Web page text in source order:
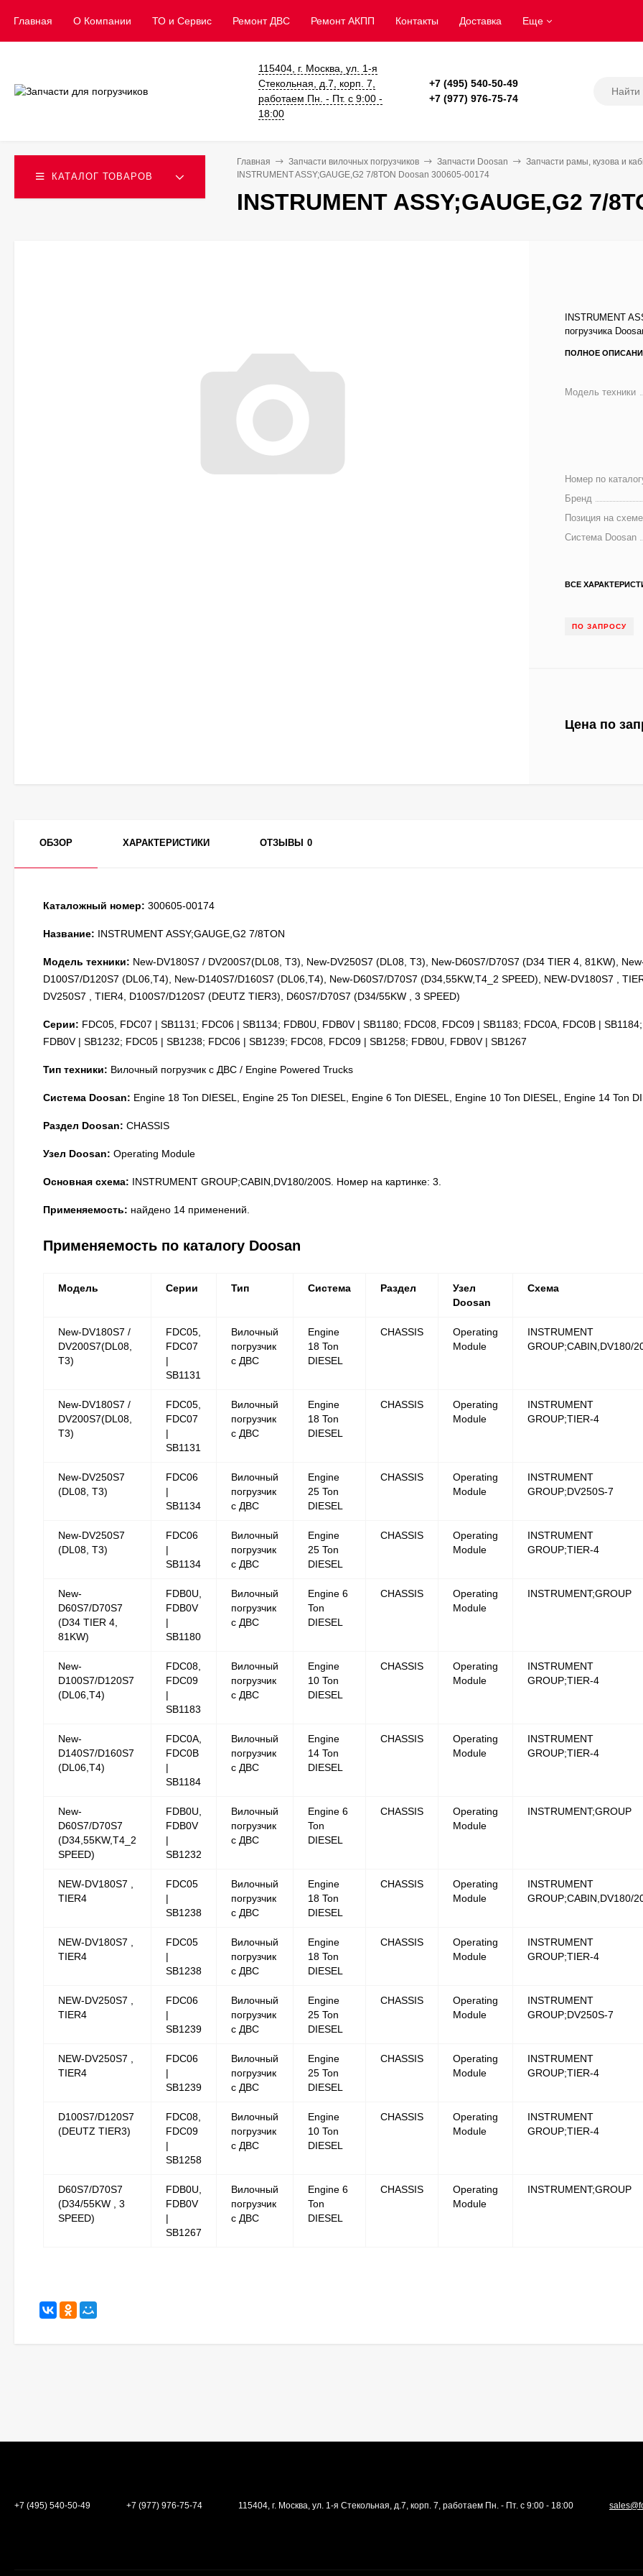
Главная О Компании ТО и Сервис ​Ремонт ДВС Ремонт АКПП Контакты Доставка Еще
115404, г. Москва, ул. 1-я
Стекольная, д.7, корп. 7,
работаем Пн. - Пт. с 9:00 -
18:00
+7 (495) 540-50-49
+7 (977) 976-75-74
КАТАЛОГ ТОВАРОВ
Главная Запчасти вилочных погрузчиков Запчасти Doosan
Запчасти рамы, кузова и
INSTRUMENT ASSY;GAUGE,G2 7/8TON Doosan 300605-00174
INSTRUMENT ASSY;GAUGE,G2 7/
INSTRUMENT
погрузчика
ПОЛНОЕ
Модель техники
Номер по
Бренд
Позиция на
Система Doosan
ВСЕ
ПО ЗАПРОСУ
Цена по
ОБЗОР ХАРАКТЕРИСТИКИ ОТЗЫВЫ 0
Каталожный номер: 300605-00174
Название: INSTRUMENT ASSY;GAUGE,G2 7/8TON
Модель техники: New-DV180S7 / DV200S7(DL08, T3), New-DV250S7 (DL08, T3), New-D60S7/D70S7 (D34 TIER 4, 81KW),
D100S7/D120S7 (DL06,T4), New-D140S7/D160S7 (DL06,T4), New-D60S7/D70S7 (D34,55KW,T4_2 SPEED), NEW-DV180S7 ,
DV250S7 , TIER4, D100S7/D120S7 (DEUTZ TIER3), D60S7/D70S7 (D34/55KW , 3 SPEED)
Серии: FDC05, FDC07 | SB1131; FDC06 | SB1134; FDB0U, FDB0V | SB1180; FDC08, FDC09 | SB1183; FDC0A, FDC0B | SB1184;
FDB0V | SB1232; FDC05 | SB1238; FDC06 | SB1239; FDC08, FDC09 | SB1258; FDB0U, FDB0V | SB1267
Тип техники: Вилочный погрузчик с ДВС / Engine Powered Trucks
Система Doosan: Engine 18 Ton DIESEL, Engine 25 Ton DIESEL, Engine 6 Ton DIESEL, Engine 10 Ton DIESEL, Engine 14 Ton
Раздел Doosan: CHASSIS
Узел Doosan: Operating Module
Основная схема: INSTRUMENT GROUP;CABIN,DV180/200S. Номер на картинке: 3.
Применяемость: найдено 14 применений.
Применяемость по каталогу Doosan
Модель Серии Тип Система Раздел
Узел
Doosan
Схема
New-DV180S7 /
DV200S7(DL08,
T3)
FDC05,
FDC07
|
SB1131
Вилочный
погрузчик
с ДВС
Engine
18 Ton
DIESEL
CHASSIS
Operating
Module
INSTRUMENT
GROUP;CABIN,DV180/
New-DV180S7 /
DV200S7(DL08,
T3)
FDC05,
FDC07
|
SB1131
Вилочный
погрузчик
с ДВС
Engine
18 Ton
DIESEL
CHASSIS
Operating
Module
INSTRUMENT
GROUP;TIER-4
New-DV250S7
(DL08, T3)
FDC06
|
SB1134
Вилочный
погрузчик
с ДВС
Engine
25 Ton
DIESEL
CHASSIS
Operating
Module
INSTRUMENT
GROUP;DV250S-7
New-DV250S7
(DL08, T3)
FDC06
|
SB1134
Вилочный
погрузчик
с ДВС
Engine
25 Ton
DIESEL
CHASSIS
Operating
Module
INSTRUMENT
GROUP;TIER-4
New-
D60S7/D70S7
(D34 TIER 4,
81KW)
FDB0U,
FDB0V
|
SB1180
Вилочный
погрузчик
с ДВС
Engine 6
Ton
DIESEL
CHASSIS
Operating
Module
INSTRUMENT;GROUP
New-
D100S7/D120S7
(DL06,T4)
FDC08,
FDC09
|
SB1183
Вилочный
погрузчик
с ДВС
Engine
10 Ton
DIESEL
CHASSIS
Operating
Module
INSTRUMENT
GROUP;TIER-4
New-
D140S7/D160S7
(DL06,T4)
FDC0A,
FDC0B
|
SB1184
Вилочный
погрузчик
с ДВС
Engine
14 Ton
DIESEL
CHASSIS
Operating
Module
INSTRUMENT
GROUP;TIER-4
New-
D60S7/D70S7
(D34,55KW,T4_2
SPEED)
FDB0U,
FDB0V
|
SB1232
Вилочный
погрузчик
с ДВС
Engine 6
Ton
DIESEL
CHASSIS
Operating
Module
INSTRUMENT;GROUP
NEW-DV180S7 ,
TIER4
FDC05
|
SB1238
Вилочный
погрузчик
с ДВС
Engine
18 Ton
DIESEL
CHASSIS
Operating
Module
INSTRUMENT
GROUP;CABIN,DV180/
NEW-DV180S7 ,
TIER4
FDC05
|
SB1238
Вилочный
погрузчик
с ДВС
Engine
18 Ton
DIESEL
CHASSIS
Operating
Module
INSTRUMENT
GROUP;TIER-4
NEW-DV250S7 ,
TIER4
FDC06
|
SB1239
Вилочный
погрузчик
с ДВС
Engine
25 Ton
DIESEL
CHASSIS
Operating
Module
INSTRUMENT
GROUP;DV250S-7
NEW-DV250S7 ,
TIER4
FDC06
|
SB1239
Вилочный
погрузчик
с ДВС
Engine
25 Ton
DIESEL
CHASSIS
Operating
Module
INSTRUMENT
GROUP;TIER-4
D100S7/D120S7
(DEUTZ TIER3)
FDC08,
FDC09
|
SB1258
Вилочный
погрузчик
с ДВС
Engine
10 Ton
DIESEL
CHASSIS
Operating
Module
INSTRUMENT
GROUP;TIER-4
D60S7/D70S7
(D34/55KW , 3
SPEED)
FDB0U,
FDB0V
|
SB1267
Вилочный
погрузчик
с ДВС
Engine 6
Ton
DIESEL
CHASSIS
Operating
Module
INSTRUMENT;GROUP
+7 (495) 540-50-49 +7 (977) 976-75-74 115404, г. Москва, ул. 1-я Стекольная, д.7, корп. 7, работаем Пн. - Пт. с 9:00 - 18:00